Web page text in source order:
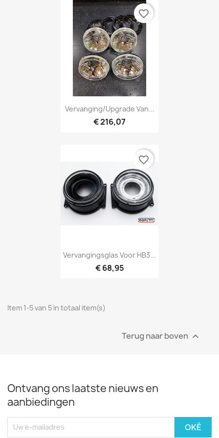
Vervanging/upgrade Van...
€ 216,07
favorite_border
Vervangingsglas Voor HB3...
€ 68,95
favorite_border
Item 1-5 van 5 in totaal item(s)
Terug naar boven 
Ontvang ons laatste nieuws en
aanbiedingen